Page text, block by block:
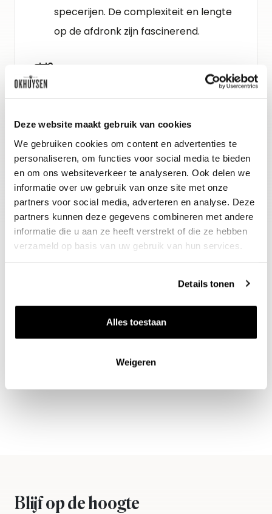
Deze website maakt gebruik van cookies
We gebruiken cookies om content en advertenties te
personaliseren, om functies voor social media te bieden
en om ons websiteverkeer te analyseren. Ook delen we
informatie over uw gebruik van onze site met onze
partners voor social media, adverteren en analyse. Deze
partners kunnen deze gegevens combineren met andere
informatie die u aan ze heeft verstrekt of die ze hebben
verzameld op basis van uw gebruik van hun services.
Details tonen
Alles toestaan
Weigeren
specerijen. De complexiteit en lengte
op de afdronk zijn fascinerend.
Wijn-spijs advies
Klassiek in rode wijn gestoofde
varkenswang met gebakken spruitjes
en crème van aardappel.
Alle wijnen direct van de wijnboer
Vandaag voor 12.00 uur besteld, morgen in huis
Blijf op de hoogte